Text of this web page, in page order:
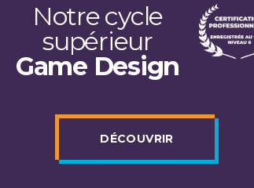
Notre cycle
supérieur
Game Design
DÉCOUVRIR